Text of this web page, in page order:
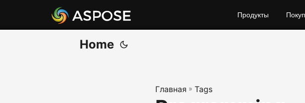
Продукты
Home
Главная » Tags